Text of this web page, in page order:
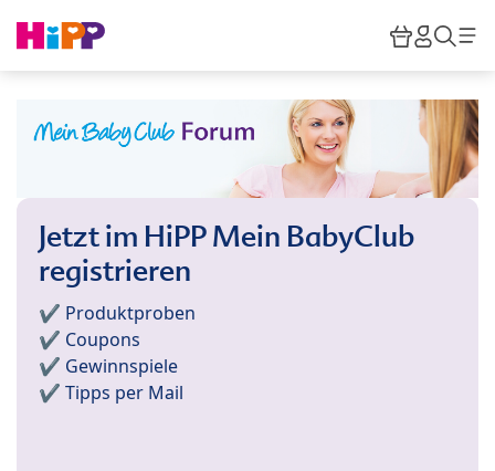
HiPP
Jetzt im HiPP Mein BabyClub
registrieren
✔️ Produktproben
✔️ Coupons
✔️ Gewinnspiele
✔️ Tipps per Mail